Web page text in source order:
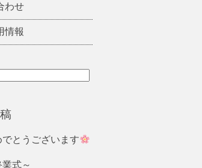
わせ
情報
でとうございます
業式～